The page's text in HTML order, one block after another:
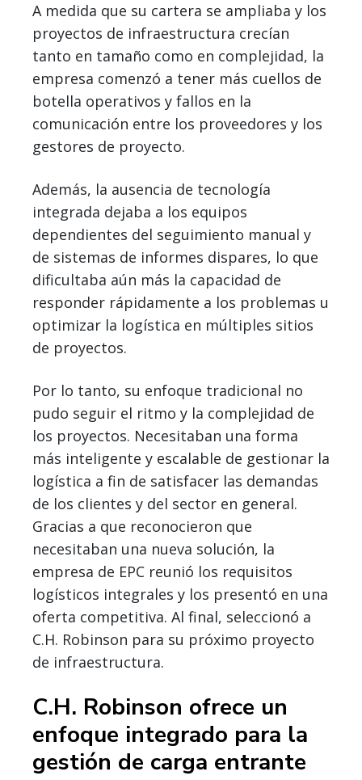
A medida que su cartera se ampliaba y los
proyectos de infraestructura crecían
tanto en tamaño como en complejidad, la
empresa comenzó a tener más cuellos de
botella operativos y fallos en la
comunicación entre los proveedores y los
gestores de proyecto.
Además, la ausencia de tecnología
integrada dejaba a los equipos
dependientes del seguimiento manual y
de sistemas de informes dispares, lo que
dificultaba aún más la capacidad de
responder rápidamente a los problemas u
optimizar la logística en múltiples sitios
de proyectos.
Por lo tanto, su enfoque tradicional no
pudo seguir el ritmo y la complejidad de
los proyectos. Necesitaban una forma
más inteligente y escalable de gestionar la
logística a fin de satisfacer las demandas
de los clientes y del sector en general.
Gracias a que reconocieron que
necesitaban una nueva solución, la
empresa de EPC reunió los requisitos
logísticos integrales y los presentó en una
oferta competitiva. Al final, seleccionó a
C.H. Robinson para su próximo proyecto
de infraestructura.
C.H. Robinson ofrece un
enfoque integrado para la
gestión de carga entrante